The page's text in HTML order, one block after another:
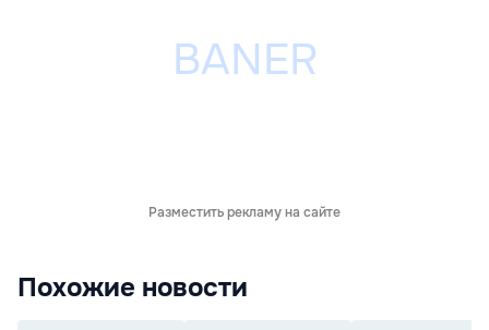
Разместить рекламу на сайте
Похожие новости